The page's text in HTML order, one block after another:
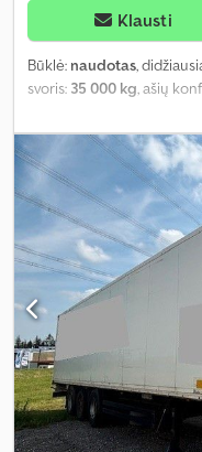
Klausti
Būklė: naudotas,
svoris: 35 000 kg, ašių